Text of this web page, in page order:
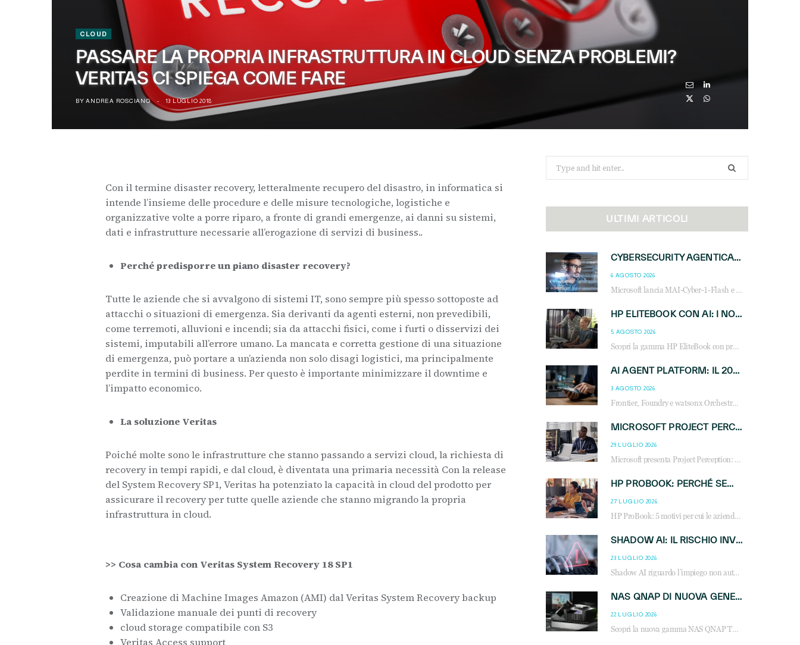
CLOUD
PASSARE LA PROPRIA INFRASTRUTTURA IN CLOUD SENZA PROBLEMI?
VERITAS CI SPIEGA COME FARE
BY ANDREA ROSCIANO 13 LUGLIO 2018
Con il termine disaster recovery, letteralmente recupero del disastro, in informatica si
intende l’insieme delle procedure e delle misure tecnologiche, logistiche e
organizzative volte a porre riparo, a fronte di grandi emergenze, ai danni su sistemi,
dati e infrastrutture necessarie all’erogazione di servizi di business..
Perché predisporre un piano disaster recovery?
Tutte le aziende che si avvalgono di sistemi IT, sono sempre più spesso sottoposte ad
attacchi o situazioni di emergenza. Sia derivanti da agenti esterni, non prevedibili,
come terremoti, alluvioni e incendi; sia da attacchi fisici, come i furti o disservizi dei
sistemi, imputabili all’errore umano. La mancata e corretta gestione di una situazione
di emergenza, può portare a un’azienda non solo disagi logistici, ma principalmente
perdite in termini di business. Per questo è importante minimizzare il downtime e
l’impatto economico.
La soluzione Veritas
Poiché molte sono le infrastrutture che stanno passando a servizi cloud, la richiesta di
recovery in tempi rapidi, e dal cloud, è diventata una primaria necessità Con la release
del System Recovery SP1, Veritas ha potenziato la capacità in cloud del prodotto per
assicurare il recovery per tutte quelle aziende che stanno migrando la propria
infrastruttura in cloud.
>> Cosa cambia con Veritas System Recovery 18 SP1
Creazione di Machine Images Amazon (AMI) dal Veritas System Recovery backup
Validazione manuale dei punti di recovery
cloud storage compatibile con S3
Veritas Access support
for:
ULTIMI ARTICOLI
CYBERSECURITY AGENTICA: CON PERCEPTION E MAI-CYBER-1-FLASH MICROSOFT APRE NUOVI SERVIZI PER IL CANALE
6 AGOSTO 2026
Microsoft lancia MAI-Cyber-1-Flash e Perception: cybersecurity agentica in preview dal 3 novembre. Cosa cambia per MSP, system integrator e reseller.
HP ELITEBOOK CON AI: I NOTEBOOK BUSINESS INTELLIGENTI CHE TRASFORMANO PRODUTTIVITÀ, SICUREZZA E LAVORO IBRIDO
5 AGOSTO 2026
Scopri la gamma HP EliteBook con processori Intel® Core™ Ultra e AMD Ryzen™ AI. Notebook business progettati per aumentare la produttività, migliorare la collaborazione e garantire sicurezza avanzata in ufficio e in mobilità.
AI AGENT PLATFORM: IL 2026 È L’ANNO DEL «SISTEMA OPERATIVO» PER GLI AGENTI AZIENDALI
3 AGOSTO 2026
Frontier, Foundry e watsonx Orchestrate: la guerra delle piattaforme AI agent ridisegna il mercato IT. Cosa cambia per reseller, MSP e system integrator.
MICROSOFT PROJECT PERCEPTION: COME GLI AGENTI AI CAMBIERANNO SOC, CYBERSECURITY E SERVIZI MSP
29 LUGLIO 2026
Microsoft presenta Project Perception: scopri come gli agenti AI possono trasformare cybersecurity, SOC e servizi gestiti degli MSP.
HP PROBOOK: PERCHÉ SEMPRE PIÙ AZIENDE SCELGONO NOTEBOOK PROGETTATI PER IL LAVORO MODERNO
27 LUGLIO 2026
HP ProBook: 5 motivi per cui le aziende scelgono i notebook business HP per migliorare produttività, sicurezza e gestione dell’AI.
SHADOW AI: IL RISCHIO INVISIBILE CHE LE AZIENDE POSSONO GOVERNARE
23 LUGLIO 2026
Shadow AI riguardo l’impiego non autorizzato di sistemi AI all’interno dell’azienda. E’ una pratica che si diffonde a partire dai dipendenti fino ai dirigenti e mette a repentaglio la cybersecurity, con costi più elevati per le organizzazioni. Due recenti report illustrano il fenomeno e forniscono dati in merito
NAS QNAP DI NUOVA GENERAZIONE: PIÙ PRESTAZIONI, SCALABILITÀ E PROTEZIONE DEI DATI PER LE INFRASTRUTTURE IT MODERNE
22 LUGLIO 2026
Scopri la nuova gamma NAS QNAP TS-h1465U-RP, TS-h1065eU e TS-h665U: storage aziendale con ZFS, DDR5, E1.S NVMe e connettività 2.5GbE per backup, virtualizzazione e cybersecurity.